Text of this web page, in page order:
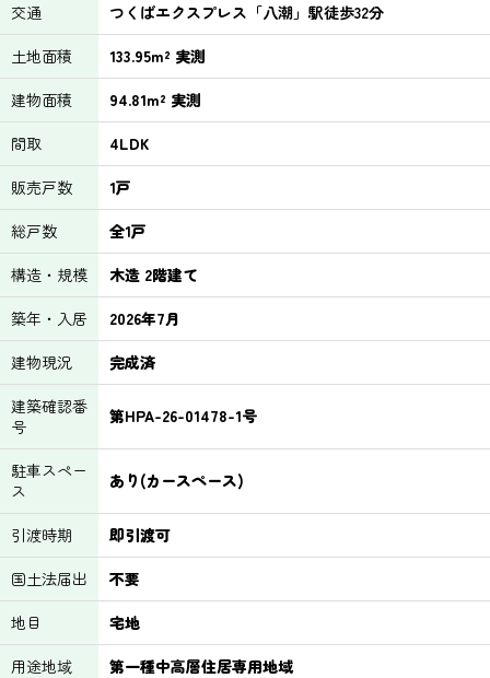
交通
つくばエクスプレス「八潮」駅徒歩32分
土地面積
133.95m² 実測
建物面積
94.81m² 実測
間取
4LDK
販売戸数
1戸
総戸数
全1戸
構造・規模
木造 2階建て
築年・入居
2026年7月
建物現況
完成済
建築確認番
号
第HPA-26-01478-1号
駐車スペー
ス
あり(カースペース)
引渡時期
即引渡可
国土法届出
不要
地目
宅地
用途地域
第一種中高層住居専用地域